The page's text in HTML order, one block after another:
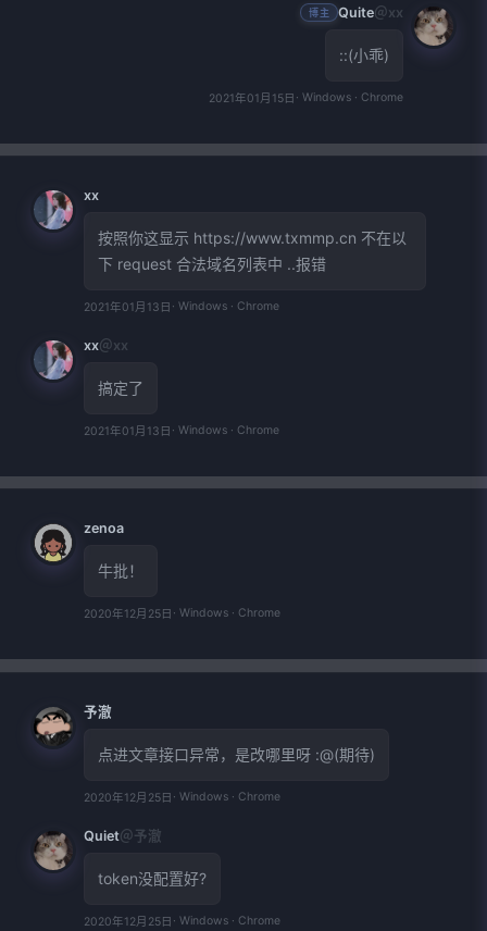
博主 Quite＠xx
::(小乖)
2021年01月15日 · Windows · Chrome
xx
按照你这显示 https://www.txmmp.cn 不在以
下 request 合法域名列表中 ..报错
2021年01月13日 · Windows · Chrome
xx＠xx
搞定了
2021年01月13日 · Windows · Chrome
zenoa
牛批！
2020年12月25日 · Windows · Chrome
予澈
点进文章接口异常，是改哪里呀 :@(期待)
2020年12月25日 · Windows · Chrome
Quiet＠予澈
token没配置好?
2020年12月25日 · Windows · Chrome